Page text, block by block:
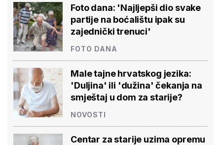
Foto dana: 'Najljepši dio svake
partije na boćalištu ipak su
zajednički trenuci'
FOTO DANA
Male tajne hrvatskog jezika:
'Duljina' ili 'dužina' čekanja na
smještaj u dom za starije?
NOVOSTI
Centar za starije uzima opremu